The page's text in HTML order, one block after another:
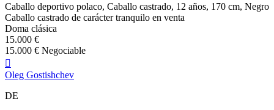
Caballo deportivo polaco, Caballo castrado, 12 años, 170 cm, Negro
Caballo castrado de carácter tranquilo en venta
Doma clásica
15.000 €
15.000 € Negociable

Oleg Gostishchev
DE